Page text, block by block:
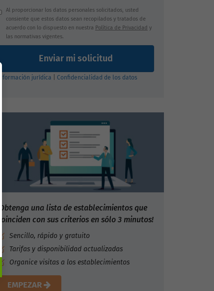
Al proporcionar los datos personales solicitados, usted
consiente que estos datos sean recopilados y tratados de
acuerdo con lo dispuesto en nuestra Política de Privacidad y
las normativas vigentes.
Enviar mi solicitud
Información jurídica Confidencialidad de los datos
¡Obtenga una lista de establecimientos que
coinciden con sus criterios en sólo 3 minutos!
Sencillo, rápido y gratuito
Tarifas y disponibilidad actualizadas
Organice visitas a los establecimientos
EMPEZAR